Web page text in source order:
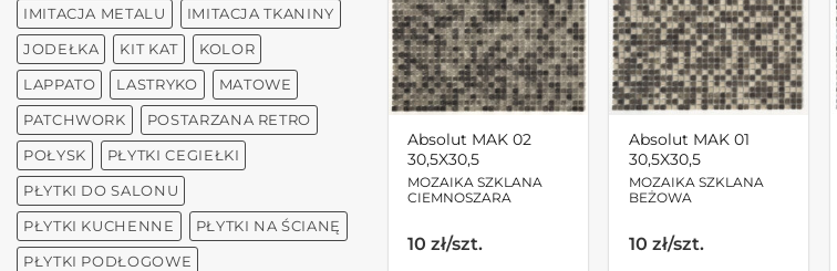
IMITACJA METALU IMITACJA TKANINY
JODEŁKA KIT KAT KOLOR
LAPPATO LASTRYKO MATOWE
PATCHWORK POSTARZANA RETRO
POŁYSK PŁYTKI CEGIEŁKI
PŁYTKI DO SALONU
PŁYTKI KUCHENNE PŁYTKI NA ŚCIANĘ
PŁYTKI PODŁOGOWE
Absolut MAK 02
30,5X30,5
MOZAIKA SZKLANA
CIEMNOSZARA
10 zł/szt.
Absolut MAK 01
30,5X30,5
MOZAIKA SZKLANA
BEŻOWA
10 zł/szt.